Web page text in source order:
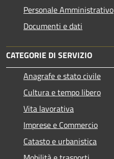
Personale Amministrativo
Documenti e dati
CATEGORIE DI SERVIZIO
Anagrafe e stato civile
Cultura e tempo libero
Vita lavorativa
Imprese e Commercio
Catasto e urbanistica